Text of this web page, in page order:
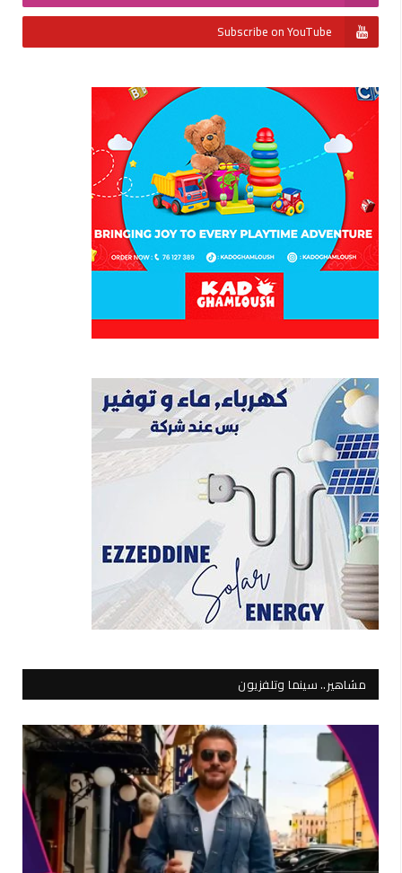
Subscribe on YouTube
مشاهير.. سينما وتلفزيون